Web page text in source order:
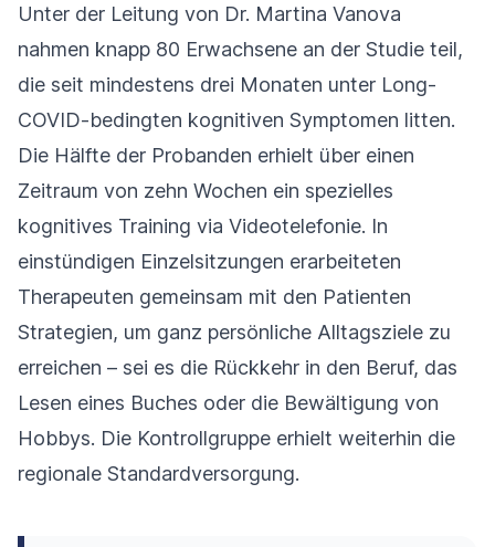
Unter der Leitung von Dr. Martina Vanova
nahmen knapp 80 Erwachsene an der Studie teil,
die seit mindestens drei Monaten unter Long-
COVID-bedingten kognitiven Symptomen litten.
Die Hälfte der Probanden erhielt über einen
Zeitraum von zehn Wochen ein spezielles
kognitives Training via Videotelefonie. In
einstündigen Einzelsitzungen erarbeiteten
Therapeuten gemeinsam mit den Patienten
Strategien, um ganz persönliche Alltagsziele zu
erreichen – sei es die Rückkehr in den Beruf, das
Lesen eines Buches oder die Bewältigung von
Hobbys. Die Kontrollgruppe erhielt weiterhin die
regionale Standardversorgung.